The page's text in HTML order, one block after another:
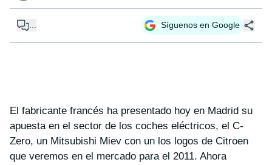
... Síguenos en Google
El fabricante francés ha presentado hoy en Madrid su
apuesta en el sector de los coches eléctricos, el C-
Zero, un Mitsubishi Miev con un los logos de Citroen
que veremos en el mercado para el 2011. Ahora